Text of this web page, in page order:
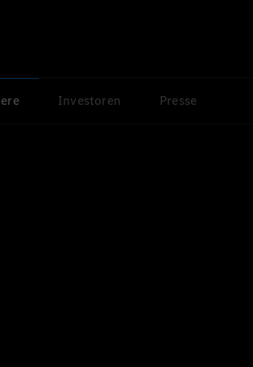
Investoren Presse